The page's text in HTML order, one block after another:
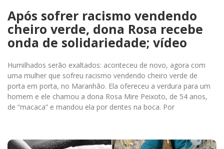
Após sofrer racismo vendendo
cheiro verde, dona Rosa recebe
onda de solidariedade; vídeo
Humilhados serão exaltados: aconteceu de novo, agora com
uma mulher que sofreu racismo vendendo cheiro verde de
porta em porta, no Maranhão. Ela ofereceu a verdura para um
homem e ele chamou a dona Rosa Mire Peixoto, de 54 anos,
de “macaca” e mandou ela por dentes na boca. Por